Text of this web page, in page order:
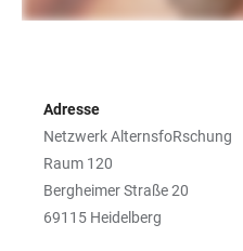
Adresse
Netzwerk AlternsfoRschung
Raum 120
Bergheimer Straße 20
69115 Heidelberg